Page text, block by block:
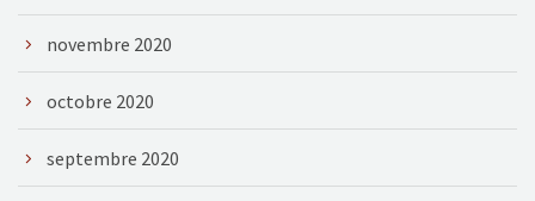
novembre 2020
octobre 2020
septembre 2020